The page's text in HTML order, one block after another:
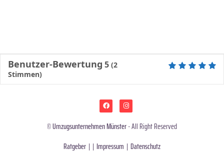
Benutzer-Bewertung 5 (2
Stimmen)
©Umzugsunternehmen Münster- All Right Reserved
Ratgeber | | Impressum | Datenschutz